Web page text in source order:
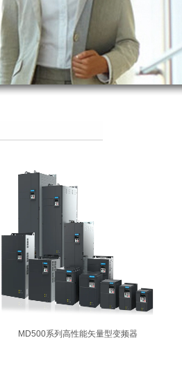
MD500系列高性能矢量型变频器